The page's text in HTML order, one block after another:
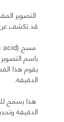
التصوير
قد تكشف عن
باسم
يقوم هذا
الدقيقة.
هذا يسمح
الدقيقة